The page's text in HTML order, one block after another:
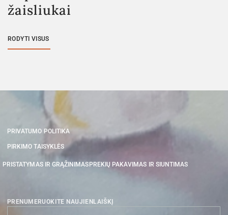
žaisliukai
RODYTI VISUS
PRIVATUMO POLITIKA
PIRKIMO TAISYKLĖS
PRISTATYMAS IR GRĄŽINIMAS PREKIŲ PAKAVIMAS IR SIUNTIMAS
PRENUMERUOKITE NAUJIENLAIŠKĮ